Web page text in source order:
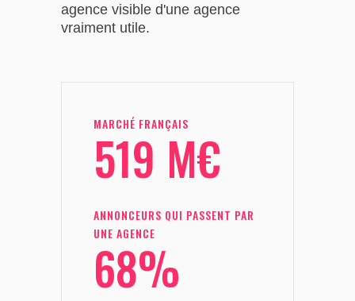
agence visible d'une agence
vraiment utile.
MARCHÉ FRANÇAIS
519 M€
ANNONCEURS QUI PASSENT PAR
UNE AGENCE
68%